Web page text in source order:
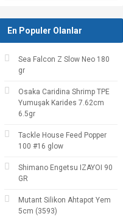
En Populer Olanlar
Sea Falcon Z Slow Neo 180
gr
Osaka Caridina Shrimp TPE
Yumuşak Karides 7.62cm
6.5gr
Tackle House Feed Popper
100 #16 glow
Shimano Engetsu IZAYOI 90
GR
Mutant Silikon Ahtapot Yem
5cm (3593)